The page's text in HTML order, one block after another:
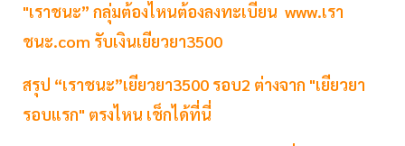
"เราชนะ” กลุ่มต้องไหนต้องลงทะเบียน www.เรา
ชนะ.com รับเงินเยียวยา3500
สรุป “เราชนะ”เยียวยา3500 รอบ2 ต่างจาก "เยียวยา
รอบแรก" ตรงไหน เช็กได้ที่นี่